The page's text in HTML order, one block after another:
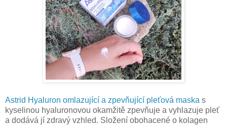
Astrid Hyaluron omlazující a zpevňující pleťová maska s
kyselinou hyaluronovou okamžitě zpevňuje a vyhlazuje pleť
a dodává jí zdravý vzhled. Složení obohacené o kolagen